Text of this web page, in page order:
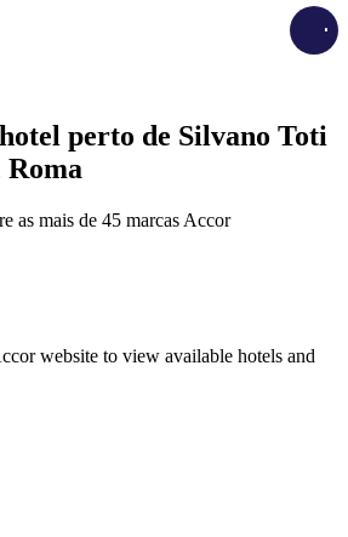
perto de Silvano Toti
Roma
as mais de 45 marcas Accor
website to view available hotels and